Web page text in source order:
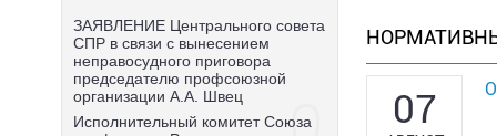
ЗАЯВЛЕНИЕ Центрального совета
СПР в связи с вынесением
неправосудного приговора
председателю профсоюзной
организации А.А. Швец
Исполнительный комитет Союза
07